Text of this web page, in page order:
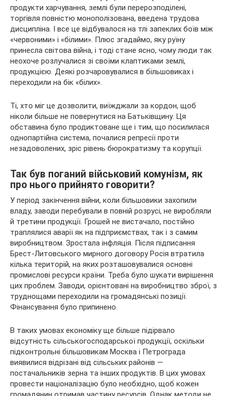
продукти харчування, землі були перерозподілені,
торгівля повністю монополізована, введена трудова
дисципліна. І все це відбувалося на тлі запеклих боїв між
«червоними» і «білими». Плюс згадаймо, яку руїну
принесла світова війна, і тоді стане ясно, чому люди так
неохоче розлучалися зі своїми клаптиками землі,
продукцією. Деякі розчаровувалися в більшовиках і
переходили на бік «білих».
Ті, хто міг це дозволити, виїжджали за кордон, щоб
ніколи більше не повернутися на Батьківщину. Ця
обставина було продиктоване ще і тим, що посилилася
однопартійна система, почалися репресії проти
незадоволених, зріс рівень бюрократизму та корупції.
Так був поганий військовий комунізм, як
про нього прийнято говорити?
У період закінчення війни, коли більшовики захопили
владу, заводи перебували в повній розрусі, не виробляли
й третини продукції. Грошей не вистачало, постійно
траплялися аварії як на підприємствах, так і з самим
виробництвом. Зростала інфляція. Після підписання
Брест-Литовського мирного договору Росія втратила
кілька територій, на яких розташовувалися основні
промислові ресурси країни. Треба було шукати вирішення
цих проблем. Заводи, орієнтовані на виробництво зброї, з
труднощами переходили на громадянські позиції.
Фінансування було припинено.
В таких умовах економіку ще більше підірвало
відсутність сільськогосподарської продукції, оскільки
підконтрольні більшовикам Москва і Петрограда
виявилися відрізані від сільських районів —
постачальників зерна та інших продуктів. В цих умовах
провести націоналізацію було необхідно, щоб кожен